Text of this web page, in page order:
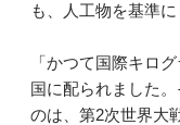
も、人工物を基準
「かつて国際キロ
国に配られました
のは、第2次世界大